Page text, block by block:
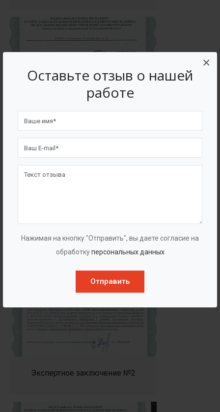
Оставьте отзыв о нашей
работе
Нажимая на кнопку "Отправить", вы даете согласие на
обработкуперсональных данных
Отправить
×
Экспертное заключение №2